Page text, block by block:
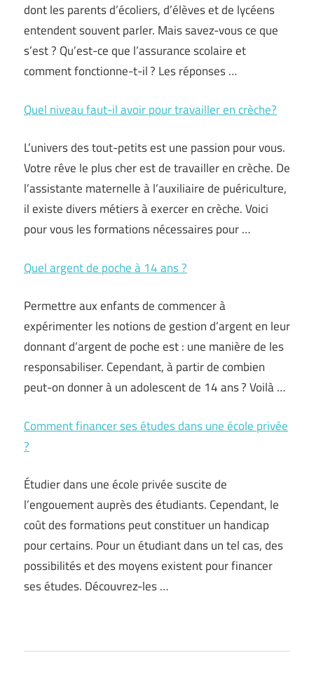
dont les parents d’écoliers, d’élèves et de lycéens
entendent souvent parler. Mais savez-vous ce que
s’est ? Qu’est-ce que l’assurance scolaire et
comment fonctionne-t-il ? Les réponses …
Quel niveau faut-il avoir pour travailler en crèche?
L’univers des tout-petits est une passion pour vous.
Votre rêve le plus cher est de travailler en crèche. De
l’assistante maternelle à l’auxiliaire de puériculture,
il existe divers métiers à exercer en crèche. Voici
pour vous les formations nécessaires pour …
Quel argent de poche à 14 ans ?
Permettre aux enfants de commencer à
expérimenter les notions de gestion d’argent en leur
donnant d’argent de poche est : une manière de les
responsabiliser. Cependant, à partir de combien
peut-on donner à un adolescent de 14 ans ? Voilà …
Comment financer ses études dans une école privée
?
Étudier dans une école privée suscite de
l’engouement auprès des étudiants. Cependant, le
coût des formations peut constituer un handicap
pour certains. Pour un étudiant dans un tel cas, des
possibilités et des moyens existent pour financer
ses études. Découvrez-les …